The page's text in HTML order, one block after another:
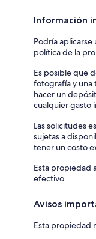
Información
Podría
política de la
Es posible que
fotografía y una
hacer un
cualquier gasto
Las solicitudes
sujetas a
tener un costo
Esta propiedad
efectivo
Avisos
Esta propiedad